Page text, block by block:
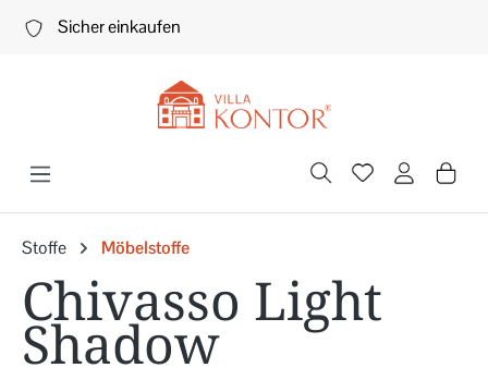
Zum Hauptinhalt springen
Sicher einkaufen
Stoffe Möbelstoffe
Chivasso Light
Shadow